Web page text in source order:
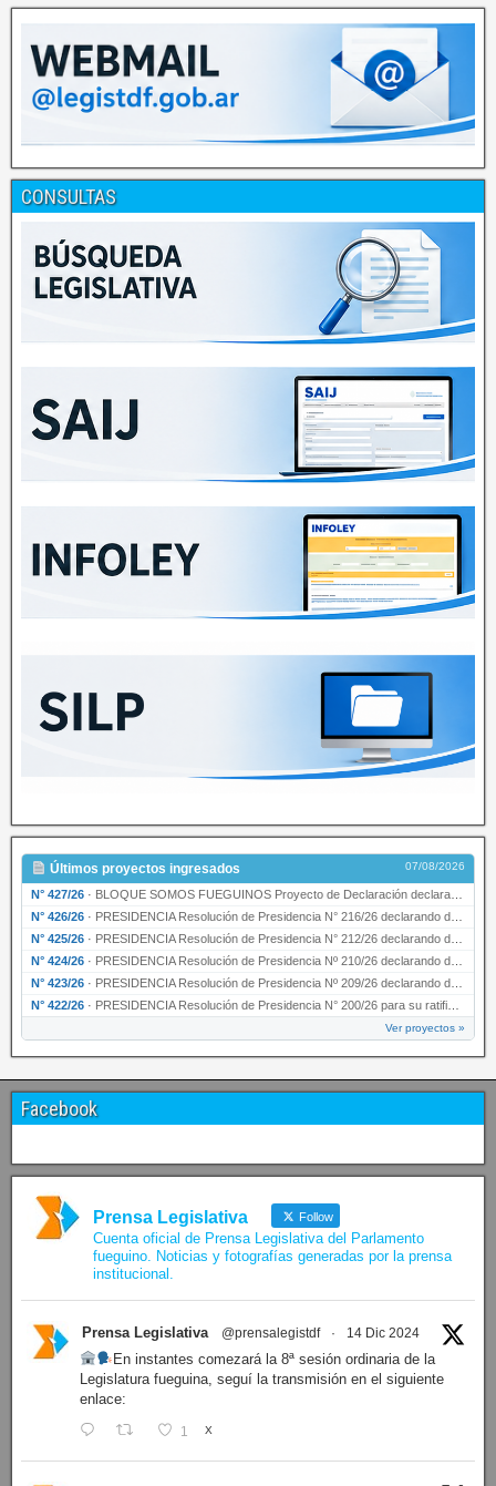
CONSULTAS
Últimos proyectos ingresados 07/08/2026
N° 427/26 · BLOQUE SOMOS FUEGUINOS Proyecto de Declaración declarando de interés provincial PRESIDENCI…
N° 426/26 · PRESIDENCIA Resolución de Presidencia N° 216/26 declarando de interés provincial la labor …
N° 425/26 · PRESIDENCIA Resolución de Presidencia N° 212/26 declarando de interés provincial el “50° A…
N° 424/26 · PRESIDENCIA Resolución de Presidencia Nº 210/26 declarando de interés provincial el proyec…
N° 423/26 · PRESIDENCIA Resolución de Presidencia Nº 209/26 declarando de interés provincial la presen…
N° 422/26 · PRESIDENCIA Resolución de Presidencia N° 200/26 para su ratificación.
Ver proyectos »
Facebook
Prensa Legislativa Follow
Cuenta oficial de Prensa Legislativa del Parlamento
fueguino. Noticias y fotografías generadas por la prensa
institucional.
Prensa Legislativa @prensalegistdf · 14 Dic 2024
En instantes comezará la 8ª sesión ordinaria de la
Legislatura fueguina, seguí la transmisión en el siguiente
enlace:
1 X